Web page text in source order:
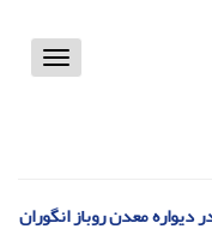
Toggle
معدن روباز انگوران